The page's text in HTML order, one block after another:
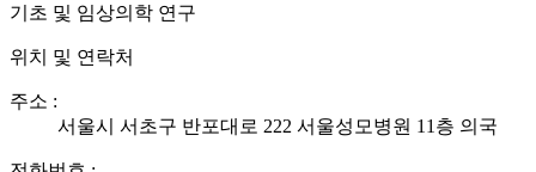
기초 및 임상의학 연구
위치 및 연락처
주소 :
서울시 서초구 반포대로 222 서울성모병원 11층 의국